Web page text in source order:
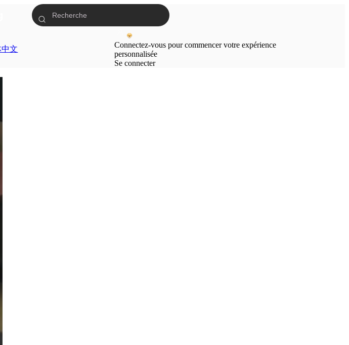
文
Connectez-vous pour commencer votre expérience
personnalisée
Se connecter